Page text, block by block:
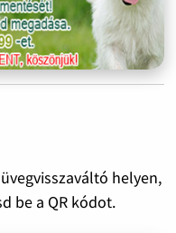
helyen,
be a QR kódot.